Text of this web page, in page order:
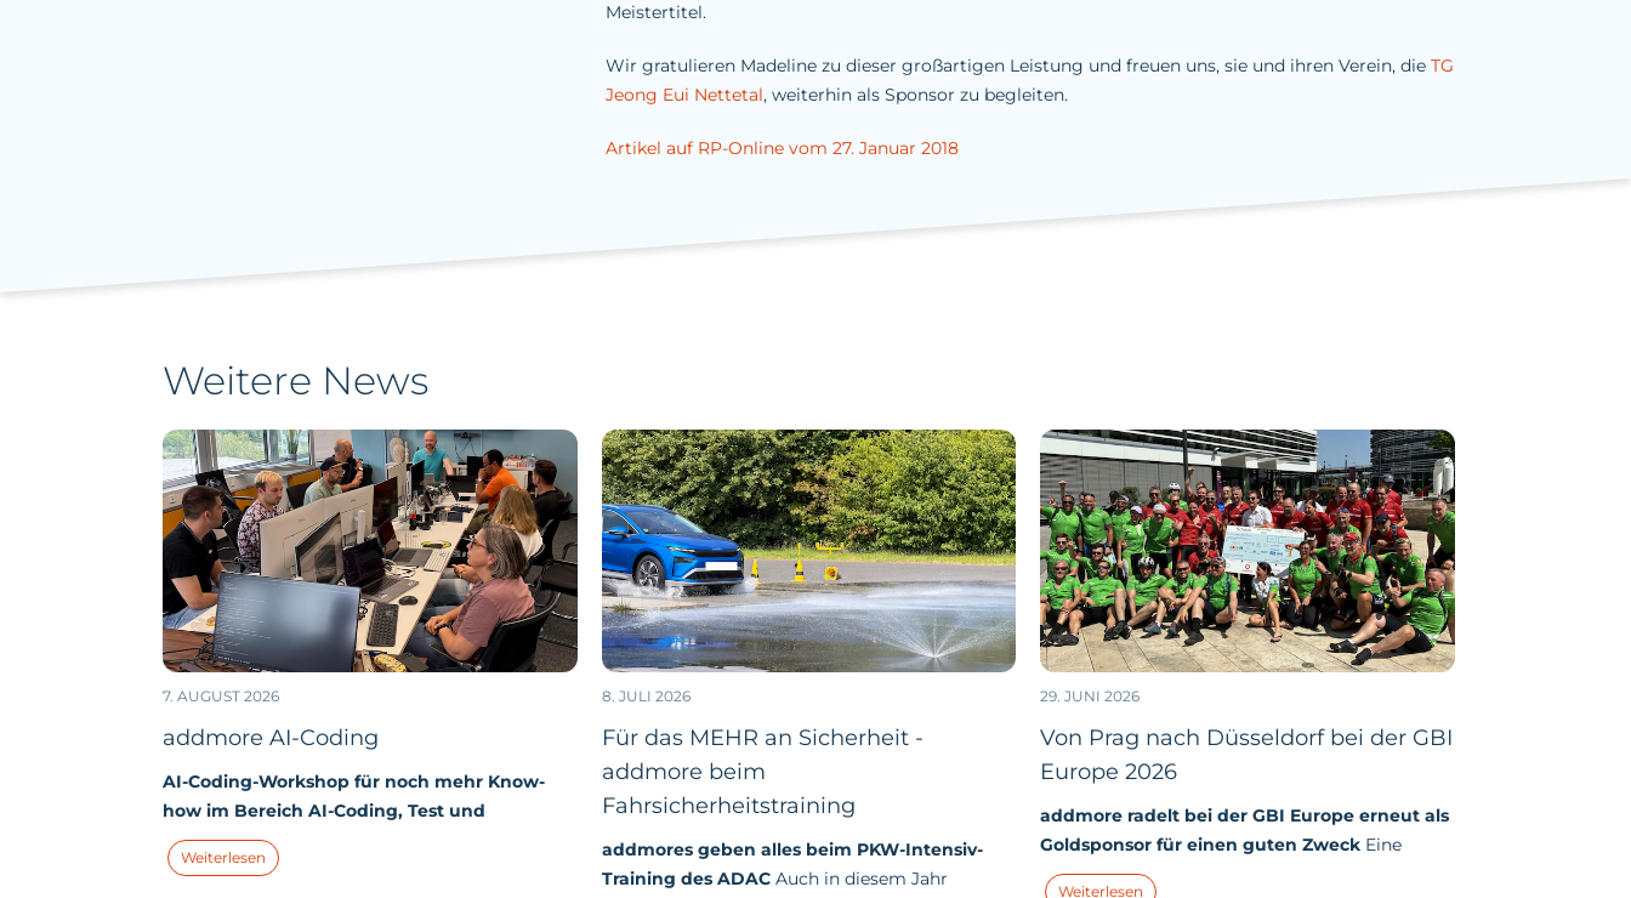
Meistertitel.
Wir gratulieren Madeline zu dieser großartigen Leistung und freuen uns, sie und ihren Verein, dieTG
Jeong Eui Nettetal, weiterhin als Sponsor zu begleiten.
Artikel auf RP-Online vom 27. Januar 2018
Weitere News
7. AUGUST 2026
addmore AI-Coding
AI-Coding-Workshop für noch mehr Know-
how im Bereich AI-Coding, Test und
Qualitätssicherung
Workshop beleuchteten wir das zentrale Thema
Weiterlesen
8. JULI 2026
Für das MEHR an Sicherheit -
addmore beim
Fahrsicherheitstraining
addmores geben alles beim PKW-Intensiv-
Training des ADACAuch in diesem Jahr
29. JUNI 2026
Von Prag nach Düsseldorf bei der GBI
Europe 2026
addmore radelt bei der GBI Europe erneut als
Goldsponsor für einen guten Zweck Eine
Wahnsinnstour mit einem starken addmore-
Weiterlesen